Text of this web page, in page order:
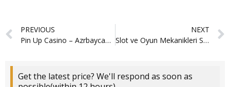
Prev
PREVIOUS
Pin Up Casino – Azrbaycanda onlayn kazino Pin-Up.8221
NEXT
Slot ve Oyun Mekanikleri Sweet Bonanza’de
Get the latest price? We'll respond as soon as